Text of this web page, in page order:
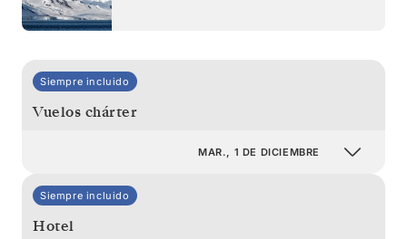
Siempre incluido
Vuelos chárter
MAR., 1 DE DICIEMBRE
Siempre incluido
Hotel